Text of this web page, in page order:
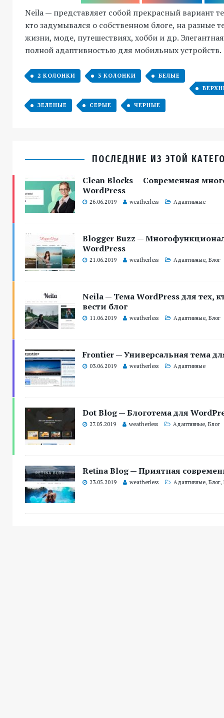
Neila — представляет собой прекрасный вариант
кто задумывался о собственном блоге, на разные
жизни, моде, путешествиях, хобби и др.
полной адаптивностью для мобильных устройств.
2 КОЛОНКИ 3 КОЛОНКИ
БЕЛЫЕ
ЗЕЛЕНЫЕ СЕРЫЕ ЧЕРНЫЕ
ПОСЛЕДНИЕ ИЗ ЭТОЙ
Clean Blocks — Современная
WordPress
26.06.2019 weatherless Адаптивные
Blogger Buzz —
WordPress
21.06.2019 weatherless Адаптивные, Блог
Neila — Тема WordPress для тех,
вести блог
11.06.2019 weatherless Адаптивные, Блог
Frontier — Универсальная тема
03.06.2019 weatherless Адаптивные
Dot Blog — Блоготема для
27.05.2019 weatherless Адаптивные, Блог
Retina Blog — Приятная
23.05.2019 weatherless Адаптивные, Блог,